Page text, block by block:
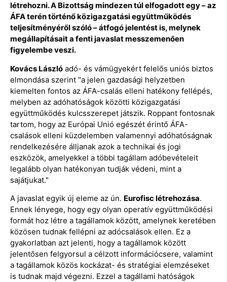
létrehozni. A Bizottság mindezen túl elfogadott egy – az
ÁFA terén történő közigazgatási együttműködés
teljesítményéről szóló – átfogó jelentést is, melynek
megállapításait a fenti javaslat messzemenően
figyelembe veszi.
Kovács László adó- és vámügyekért felelős uniós biztos
elmondása szerint "a jelen gazdasági helyzetben
kiemelten fontos az ÁFA-csalás elleni hatékony fellépés,
melyben az adóhatóságok közötti közigazgatási
együttműködés kulcsszerepet játszik. Roppant fontosnak
tartom, hogy az Európai Unió egészét érintő ÁFA-
csalások elleni küzdelemben valamennyi adóhatóságnak
rendelkezésére álljanak azok a technikai és jogi
eszközök, amelyekkel a többi tagállam adóbevételeit
legalább olyan hatékonyan tudják védeni, mint a
sajátjukat."
A javaslat egyik új eleme az ún. Eurofisc létrehozása.
Ennek lényege, hogy egy olyan operatív együttműködési
formát hoz létre a tagállamok között, amelynek keretében
közösen tudnak fellépni az adócsalások ellen. Ez a
gyakorlatban azt jelenti, hogy a tagállamok között
jelentősen felgyorsul a célzott információcsere, valamint
a tagállamok közös kockázat- és stratégiai elemzéseket
is tudnak majd végezni. Ezzel a tagállami hatóságok